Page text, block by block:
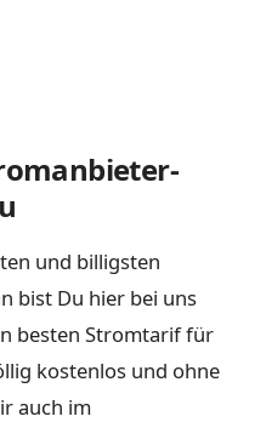
und billigsten
bist Du hier bei uns
besten Stromtarif für
kostenlos und ohne
auch im